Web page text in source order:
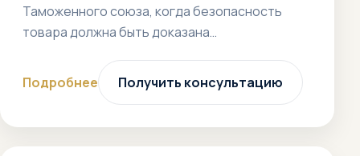
Таможенного союза, когда безопасность
товара должна быть доказана…
Подробнее Получить консультацию